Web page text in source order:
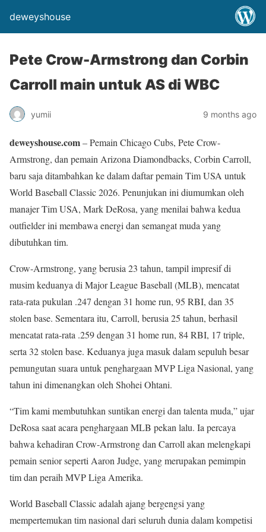
deweyshouse
Pete Crow-Armstrong dan Corbin
Carroll main untuk AS di WBC
yumii 9 months ago
deweyshouse.com– Pemain Chicago Cubs, Pete Crow-
Armstrong, dan pemain Arizona Diamondbacks, Corbin Carroll,
baru saja ditambahkan ke dalam daftar pemain Tim USA untuk
World Baseball Classic 2026. Penunjukan ini diumumkan oleh
manajer Tim USA, Mark DeRosa, yang menilai bahwa kedua
outfielder ini membawa energi dan semangat muda yang
dibutuhkan tim.
Crow-Armstrong, yang berusia 23 tahun, tampil impresif di
musim keduanya di Major League Baseball (MLB), mencatat
rata-rata pukulan .247 dengan 31 home run, 95 RBI, dan 35
stolen base. Sementara itu, Carroll, berusia 25 tahun, berhasil
mencatat rata-rata .259 dengan 31 home run, 84 RBI, 17 triple,
serta 32 stolen base. Keduanya juga masuk dalam sepuluh besar
pemungutan suara untuk penghargaan MVP Liga Nasional, yang
tahun ini dimenangkan oleh Shohei Ohtani.
“Tim kami membutuhkan suntikan energi dan talenta muda,” ujar
DeRosa saat acara penghargaan MLB pekan lalu. Ia percaya
bahwa kehadiran Crow-Armstrong dan Carroll akan melengkapi
pemain senior seperti Aaron Judge, yang merupakan pemimpin
tim dan peraih MVP Liga Amerika.
World Baseball Classic adalah ajang bergengsi yang
mempertemukan tim nasional dari seluruh dunia dalam kompetisi